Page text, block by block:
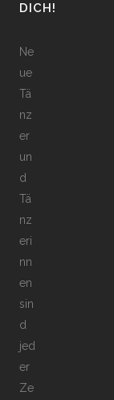
DICH!
Ne
ue
Tä
nz
er
un
d
Tä
nz
eri
nn
en
sin
d
jed
er
Ze